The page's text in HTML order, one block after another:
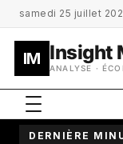
Aller au contenu
samedi 25 juillet
IM Insight
ANALYSE ·
DERNIÈRE
une cérémonie